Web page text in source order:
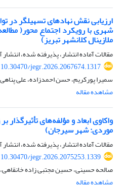
ارزیابی نقش نهادهای تسهیلگر در
شهری با رویکرد اجتماع محور(
ملازینال کلانشهر تبریز)
مقالات آماده انتشار، پذیرفته شده، انتشار
10.30470/jegr.2026.2067674.1317
سمیرا پورکریم، حسن احمدزاده، علی پناهی
مشاهده مقاله
واکاوی ابعاد و مؤلفه‌های
موردی: شهر سیرجان)
مقالات آماده انتشار، پذیرفته شده، انتشار
10.30470/jegr.2026.2075253.1339
صالحه حسینی، حسین مجتبی زاده
مشاهده مقاله